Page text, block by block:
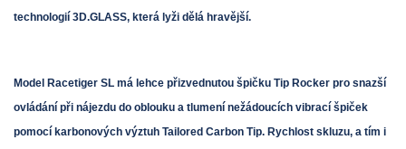
technologií 3D.GLASS, která lyži dělá hravější.
Model Racetiger SL má lehce přizvednutou špičku Tip Rocker pro snazší
ovládání při nájezdu do oblouku a tlumení nežádoucích vibrací špiček
pomocí karbonových výztuh Tailored Carbon Tip. Rychlost skluzu, a tím i